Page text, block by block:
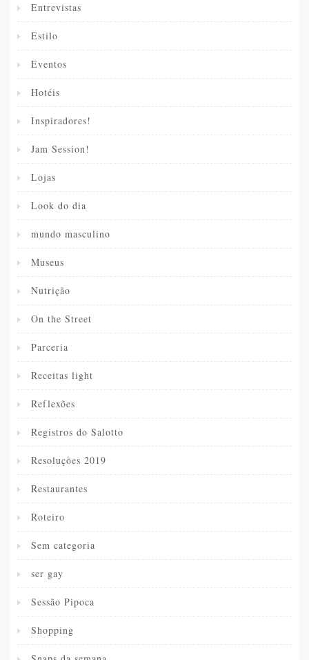
Entrevistas
Estilo
Eventos
Hotéis
Inspiradores!
Jam Session!
Lojas
Look do dia
mundo masculino
Museus
Nutrição
On the Street
Parceria
Receitas light
Reflexões
Registros do Salotto
Resoluções 2019
Restaurantes
Roteiro
Sem categoria
ser gay
Sessão Pipoca
Shopping